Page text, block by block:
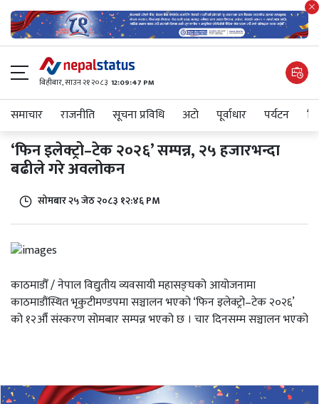
बिहीबार, साउन २१ २०८३ 12:09:47 PM
समाचार राजनीति सूचना प्रविधि अटाे पूर्वाधार पर्यटन
‘फिन इलेक्ट्रो–टेक २०२६’ सम्पन्न, २५ हजारभन्दा
बढीले गरे अवलोकन
सोमबार २५ जेठ २०८३ १२:४६ PM
काठमाडौँ / नेपाल विद्युतीय व्यवसायी महासङ्घको आयोजनामा
काठमाडौंस्थित भृकुटीमण्डपमा सञ्चालन भएको ‘फिन इलेक्ट्रो–टेक २०२६’
को १२औँ संस्करण सोमबार सम्पन्न भएको छ । चार दिनसम्म सञ्चालन भएको